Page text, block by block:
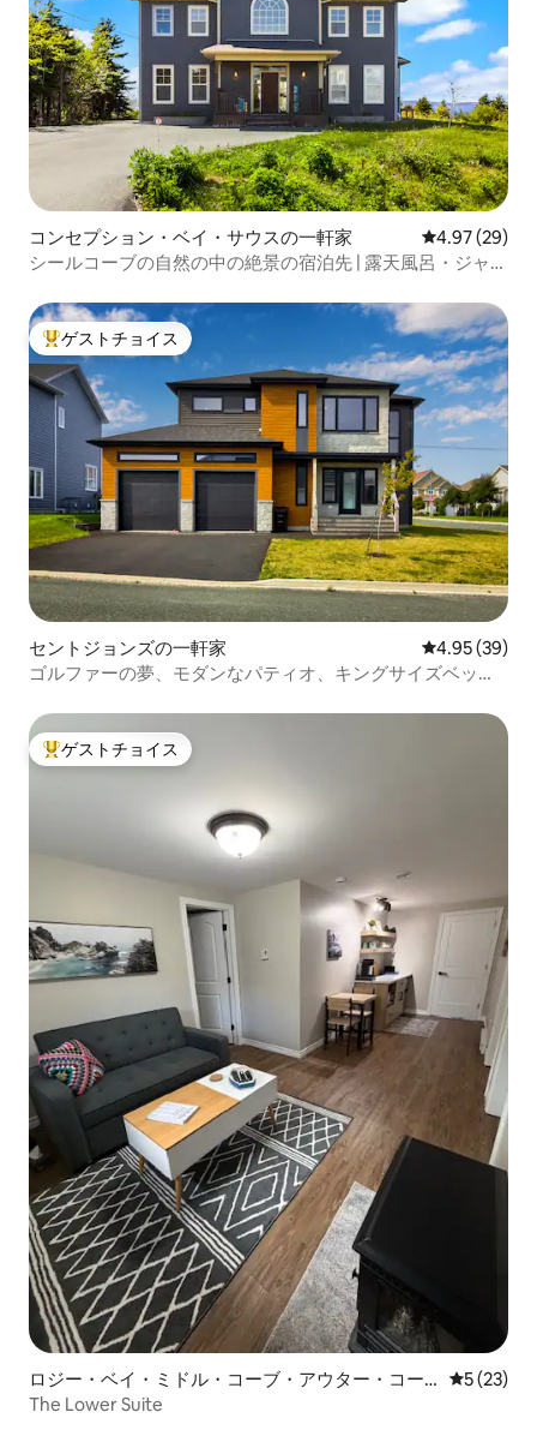
コンセプション・ベイ・サウスの一軒家 レビュー29
4.97 (29)
シールコーブの自然の中の絶景の宿泊先 | 露天風呂・ジャグ
大好評のゲストチョイスです。
ゲストチョイス
セントジョンズの一軒家 レビュー39
4.95 (39)
ゴルファーの夢、モダンなパティオ、キングサイズベッド
大好評のゲストチョイスです。
ゲストチョイス
ロジー・ベイ・ミドル・コーブ・アウター・コー
ブのマンション・アパート
レビュー
5 (23)
The Lower Suite